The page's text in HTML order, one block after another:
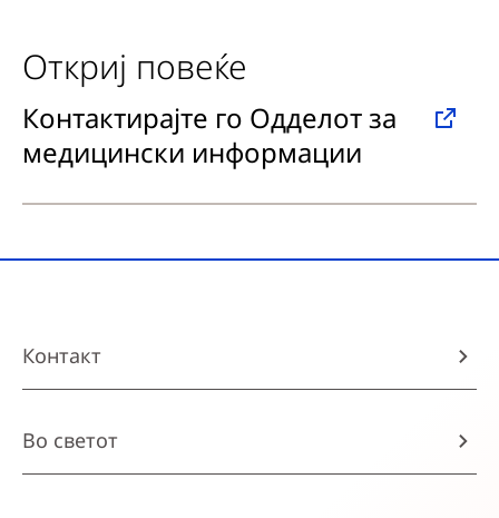
Откриј повеќе
Контактирајте го Одделот за
медицински информации
Контакт
Во светот